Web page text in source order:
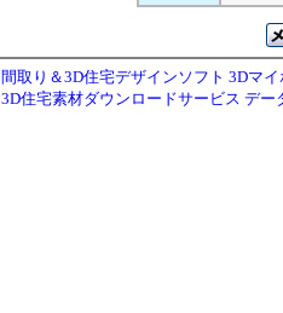
間取り＆3D住宅デザインソフト 3Dマ
3D住宅素材ダウンロードサービス デー